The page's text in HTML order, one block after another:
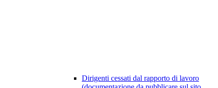
Dirigenti cessati dal rapporto di lavoro